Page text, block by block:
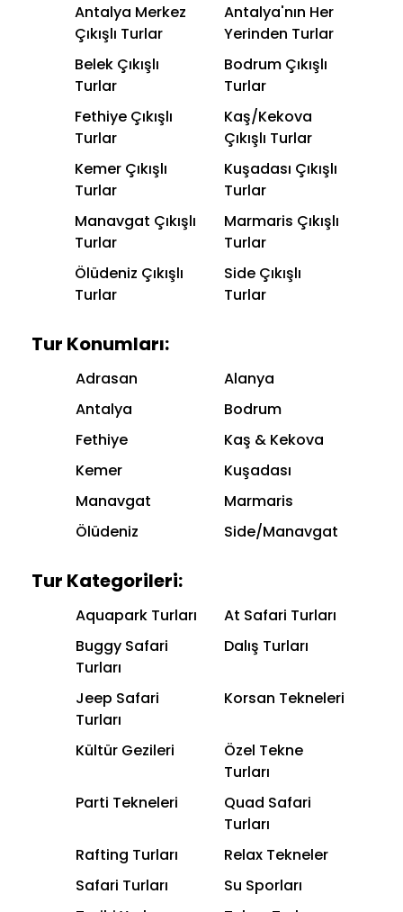
Antalya Merkez
Çıkışlı Turlar
Antalya'nın Her
Yerinden Turlar
Belek Çıkışlı
Turlar
Bodrum Çıkışlı
Turlar
Fethiye Çıkışlı
Turlar
Kaş/Kekova
Çıkışlı Turlar
Kemer Çıkışlı
Turlar
Kuşadası Çıkışlı
Turlar
Manavgat Çıkışlı
Turlar
Marmaris Çıkışlı
Turlar
Ölüdeniz Çıkışlı
Turlar
Side Çıkışlı
Turlar
Tur Konumları:
Adrasan
Alanya
Antalya
Bodrum
Fethiye
Kaş & Kekova
Kemer
Kuşadası
Manavgat
Marmaris
Ölüdeniz
Side/Manavgat
Tur Kategorileri:
Aquapark Turları
At Safari Turları
Buggy Safari
Turları
Dalış Turları
Jeep Safari
Turları
Korsan Tekneleri
Kültür Gezileri
Özel Tekne
Turları
Parti Tekneleri
Quad Safari
Turları
Rafting Turları
Relax Tekneler
Safari Turları
Su Sporları